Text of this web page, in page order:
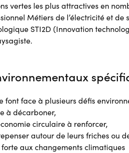
vertes les plus attractives en
Métiers de l’électricité et de
STI2D (Innovation
font face à plusieurs défis
à décarboner,
circulaire à renforcer,
autour de leurs friches ou
aux changements climatiques